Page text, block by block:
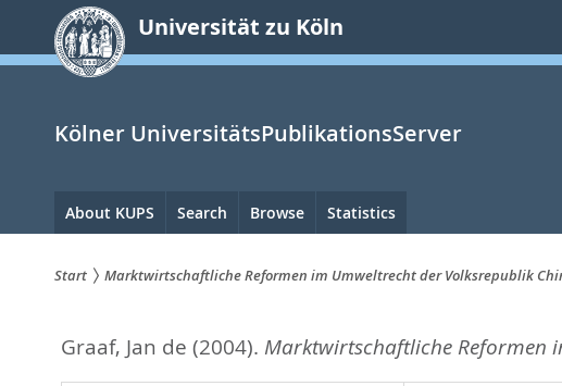
springen
Universität zu Köln
Kölner UniversitätsPublikationsServer
Hauptnavigation
About KUPS Search Browse Statistics
sind
Start Marktwirtschaftliche Reformen im Umweltrecht der Volksrepublik
Graaf, Jan de (2004). Marktwirtschaftliche Reformen